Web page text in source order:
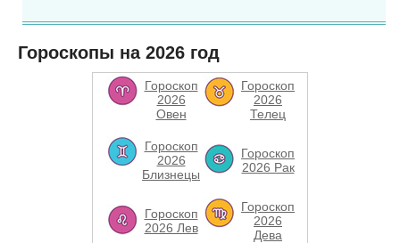
Гороскопы на 2026 год
Гороскоп
2026
Овен
Гороскоп
2026
Телец
Гороскоп
2026
Близнецы
Гороскоп
2026 Рак
Гороскоп
2026 Лев
Гороскоп
2026
Дева